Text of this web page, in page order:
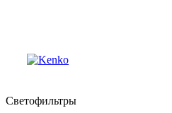
Светофильтры